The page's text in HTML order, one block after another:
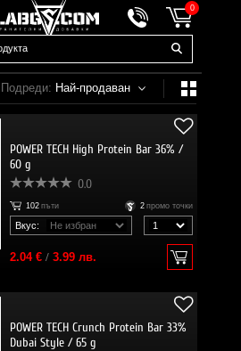
0
Подреди: Най-продаван
POWER TECH High Protein Bar 36% /
60 g
0.0
102 пъти 2 промо точки
Вкус:
2.04 €/ 3.99 лв.
POWER TECH Crunch Protein Bar 33%
Dubai Style / 65 g